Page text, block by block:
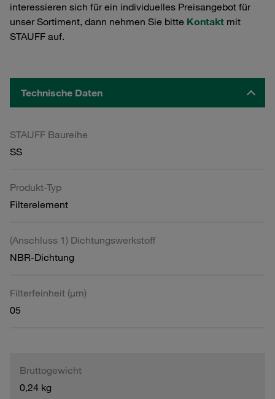
interessieren sich für ein individuelles Preisangebot für
unser Sortiment, dann nehmen Sie bitte Kontakt mit
STAUFF auf.
Technische Daten
STAUFF Baureihe
SS
Produkt-Typ
Filterelement
(Anschluss 1) Dichtungswerkstoff
NBR-Dichtung
Filterfeinheit (µm)
05
Bruttogewicht
0,24 kg